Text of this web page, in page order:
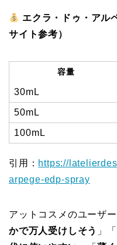
エクラ・ドゥ・アル
サイト参考）
容量
30mL
50mL
100mL
引用： https://
arpege-edp-spray
アットコスメのユーザ
かで万人受けしそう 」「